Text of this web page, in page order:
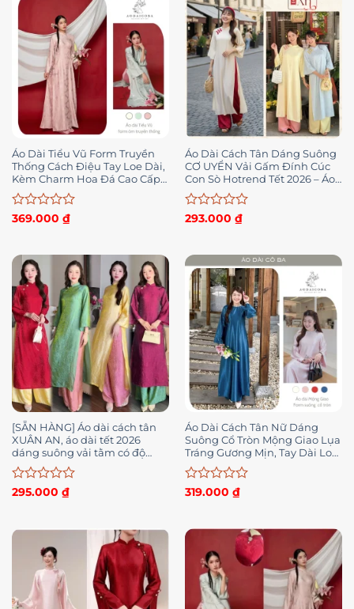
sao
sao
Áo Dài Tiểu Vũ Form Truyền
Thống Cách Điệu Tay Loe Dài,
Kèm Charm Hoa Đá Cao Cấp
Phù Hợp Mặc Lễ, Dạm Ngõ,.-
Áo Dài Cô Ba
Được
0
sao
369.000 ₫
Áo Dài Cách Tân Dáng Suông
CƠ UYỂN Vải Gấm Đính Cúc
Con Sò Hotrend Tết 2026 – Áo
Dài Mộc An
Được
0
5
sao
293.000 ₫
[SẴN HÀNG] Áo dài cách tân
XUÂN AN, áo dài tết 2026
dáng suông vải tằm có độ
nhăn tự nhiên mặc lễ tết hội
nghị MÃ CT11
Được
0
295.000 ₫
Áo Dài Cách Tân Nữ Dáng
Suông Cổ Tròn Mộng Giao Lụa
Tráng Gương Mịn, Tay Dài Loe
Rộng Sang Trọng, Cổ Kết Ngọc
Trai
Được
0
319.000 ₫